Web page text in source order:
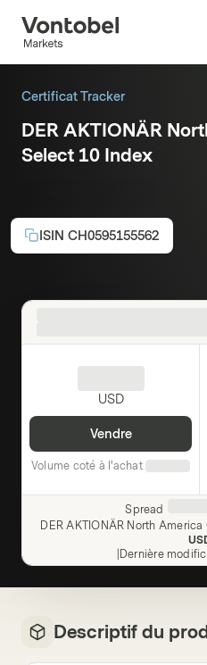
Certificat Tracker
DER AKTIONÄR
Select 10 Index
ISIN CH0595155562
USD
Vendre
Volume coté à l'achat
Spread
DER AKTIONÄR North
Dernière
Descriptif du